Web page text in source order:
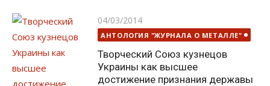
Опубликовано
04/03/2014
АНТОЛОГИЯ "ЖУРНАЛА О МЕТАЛЛЕ"
Творческий Союз кузнецов
Украины как высшее
достижение признания державы